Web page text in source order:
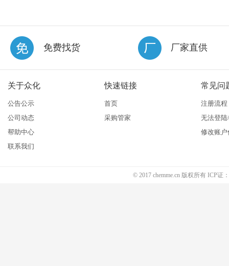
免费找货 厂家直供
关于众化
公告公示
公司动态
帮助中心
联系我们
快速链接
首页
采购管家
常见问
注册流程
无法登
修改账户
© 2017 chemme.cn 版权所有 ICP证：